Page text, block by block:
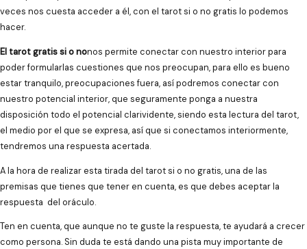
veces nos cuesta acceder a él, con el tarot si o no gratis lo podemos
hacer.
El tarot gratis si o nonos permite conectar con nuestro interior para
poder formularlas cuestiones que nos preocupan, para ello es bueno
estar tranquilo, preocupaciones fuera, así podremos conectar con
nuestro potencial interior, que seguramente ponga a nuestra
disposición todo el potencial clarividente, siendo esta lectura del tarot,
el medio por el que se expresa, así que si conectamos interiormente,
tendremos una respuesta acertada.
A la hora de realizar esta tirada del tarot si o no gratis, una de las
premisas que tienes que tener en cuenta, es que debes aceptar la
respuesta del oráculo.
Ten en cuenta, que aunque no te guste la respuesta, te ayudará a crecer
como persona. Sin duda te está dando una pista muy importante de